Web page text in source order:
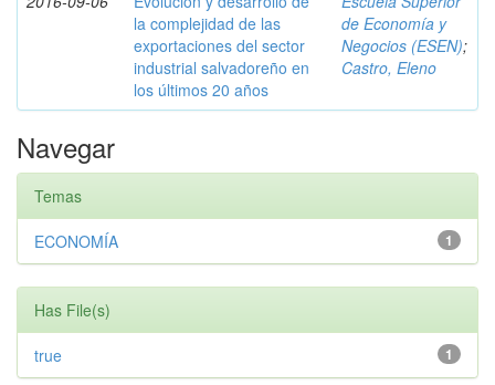
la complejidad de las
exportaciones del sector
industrial salvadoreño en
los últimos 20 años
de Economía y
Negocios (ESEN);
Castro, Eleno
Navegar
Temas
1
ECONOMÍA
Has File(s)
1
true